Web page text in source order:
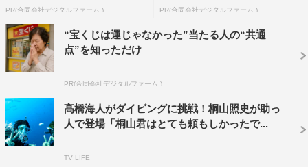
ルデンボンバー）をはじめ、東国原英夫、若槻千夏、岡田
結実、アンミカら“経験者”たちは、どのような作戦を立て
新旧入り乱れたメンバーとなる今回、最後まで逃げ切れ
る挑戦者は現れるのか。
＜コメント＞
PR(合同会社デジタルファーム ) PR(合同会社デジタルファーム )
“宝くじは運じゃなかった”当たる人の“共通
点”を知っただけ
PR(合同会社デジタルファーム )
髙橋海人がダイビングに挑戦！桐山照史が助っ
人で登場「桐山君はとても頼もしかったで...
TV LIFE